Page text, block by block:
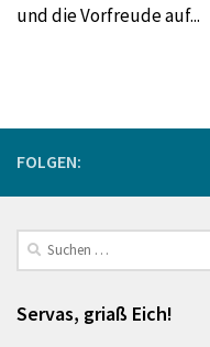
und die Vorfreude auf...
FOLGEN:
Suchen
nach:
Servas, griaß Eich!